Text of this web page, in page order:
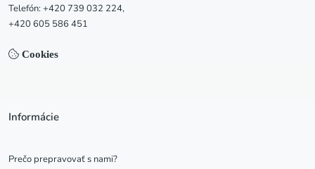
Telefón: +420 739 032 224,
+420 605 586 451
Cookies
Informácie
Prečo prepravovať s nami?